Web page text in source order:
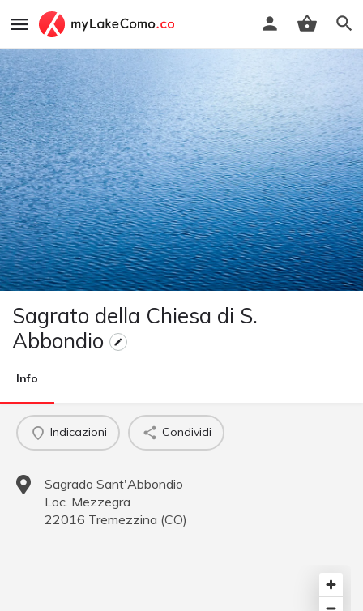
Sagrato della Chiesa di S.
Abbondio
Info
Indicazioni Condividi
Sagrado Sant'Abbondio
Loc. Mezzegra
22016 Tremezzina (CO)